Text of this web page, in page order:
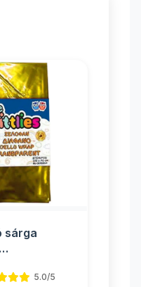
sárga
2 ív5.0/5